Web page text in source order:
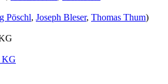
Pöschl, Joseph Bleser, Thomas Thum)
KG